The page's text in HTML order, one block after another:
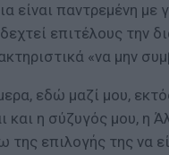
είναι παντρεμένη με
επιτέλους την
«να μην
εδώ μαζί μου,
και η σύζυγός μου, η
της επιλογής της να